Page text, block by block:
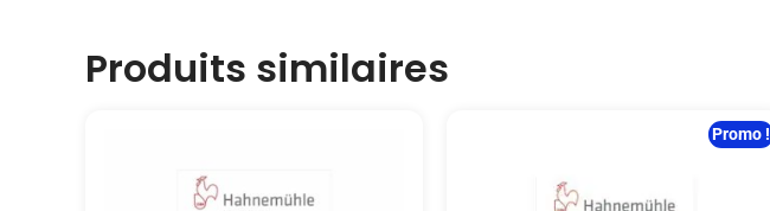
Produits similaires
Promo !